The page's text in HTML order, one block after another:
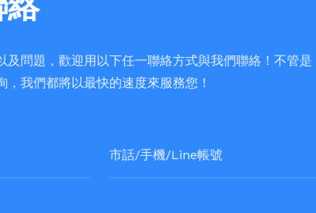
及問題，歡迎用以下任一聯絡方式與我們聯絡！不管是
，我們都將以最快的速度來服務您！